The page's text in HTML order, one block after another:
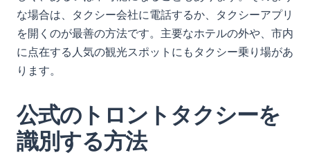
な場合は、タクシー会社に電話するか、タクシーアプリ
を開くのが最善の方法です。主要なホテルの外や、市内
に点在する人気の観光スポットにもタクシー乗り場があ
ります。
公式のトロントタクシーを
識別する方法